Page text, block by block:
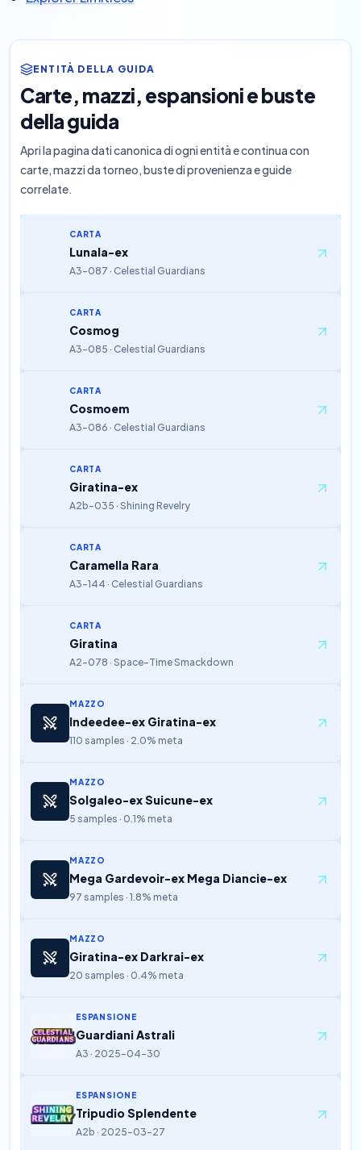
ENTITÀ DELLA GUIDA
Carte, mazzi, espansioni e buste
della guida
Apri la pagina dati canonica di ogni entità e continua con
carte, mazzi da torneo, buste di provenienza e guide
correlate.
CARTA
Lunala-ex
A3-087 · Celestial Guardians
CARTA
Cosmog
A3-085 · Celestial Guardians
CARTA
Cosmoem
A3-086 · Celestial Guardians
CARTA
Giratina-ex
A2b-035 · Shining Revelry
CARTA
Caramella Rara
A3-144 · Celestial Guardians
CARTA
Giratina
A2-078 · Space-Time Smackdown
MAZZO
Indeedee-ex Giratina-ex
110 samples · 2.0% meta
MAZZO
Solgaleo-ex Suicune-ex
5 samples · 0.1% meta
MAZZO
Mega Gardevoir-ex Mega Diancie-ex
97 samples · 1.8% meta
MAZZO
Giratina-ex Darkrai-ex
20 samples · 0.4% meta
ESPANSIONE
Guardiani Astrali
A3 · 2025-04-30
ESPANSIONE
Tripudio Splendente
A2b · 2025-03-27